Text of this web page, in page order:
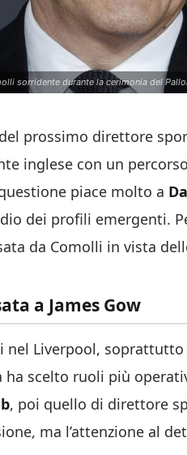
sorridente durante la cerimonia del
prossimo direttore
inglese con un
piace molto a
dei profili emergenti.
da Comolli in vista
a James Gow
Liverpool, soprattutto
ha scelto ruoli più
, poi quello di direttore
ma l’attenzione al